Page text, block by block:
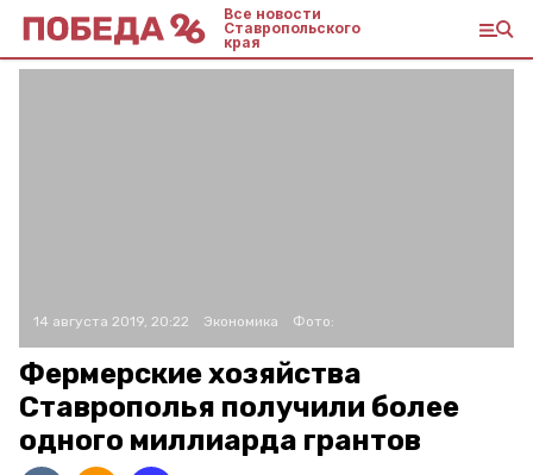
Все новости
Ставропольского
края
14 августа 2019, 20:22 Экономика Фото:
Фермерские хозяйства
Ставрополья получили более
одного миллиарда грантов